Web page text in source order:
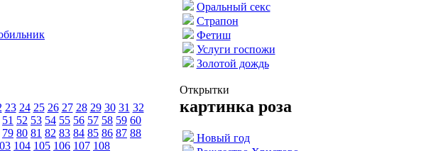
23 24 25 26 27 28 29 30 31 32
51 52 53 54 55 56 57 58 59 60
79 80 81 82 83 84 85 86 87 88
104 105 106 107 108
Оральный секс
Страпон
Фетиш
Услуги госпожи
Золотой дождь
Открытки
картинка роза
Новый год